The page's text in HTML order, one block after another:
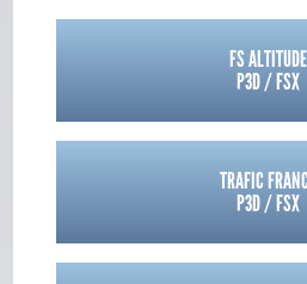
FS ALTITUDE
P3D / FSX
TRAFIC
P3D / FSX